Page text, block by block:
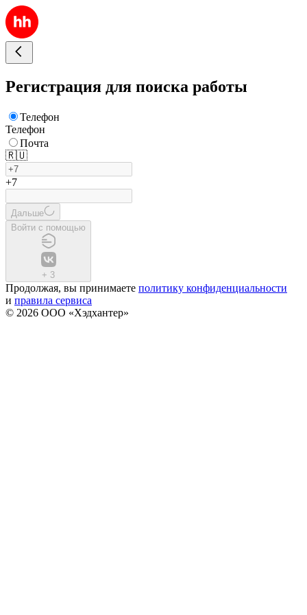
Регистрация для поиска работы
Телефон
Телефон
Почта
🇷🇺
+7
Дальше
Войти с помощью
+ 3
Продолжая, вы принимаете политику конфиденциальности
и правила сервиса
© 2026 ООО «Хэдхантер»